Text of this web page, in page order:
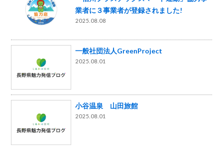
業者に３事業者が登録されました!
2025.08.08
一般社団法人GreenProject
2025.08.01
小谷温泉 山田旅館
2025.08.01